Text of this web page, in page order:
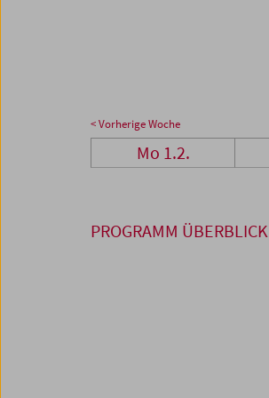
< Vorherige Woche
Mo 1.2.
PROGRAMM ÜBERBLICK